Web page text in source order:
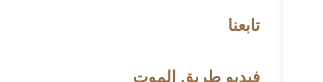
تابعنا
فيديو طريق الموت